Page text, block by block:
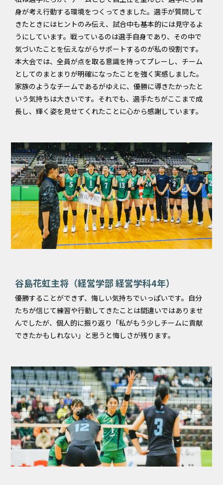
身が考え行動する環境をつくってきました。選手が質問して
きたときにはヒントのみ伝え、試合中も基本的には見守るよ
うにしています。戦っているのは選手自身であり、その中で
気づいたことを伝えながらサポートするのが私の役割です。
本大会では、全員が点を取る意識を持ってプレーし、チーム
としてのまとまりが明確になったことを強く実感しました。
家族のようなチームであるがゆえに、優勝に導きたかったと
いう気持ちは大きいです。それでも、選手たちがここまで成
長し、輝く姿を見せてくれたことに心から感謝しています。
谷島花虹主将（経営学部 経営学科4年）
優勝することができず、悔しい気持ちでいっぱいです。自分
たちが信じて練習や行動してきたことは間違いではありませ
んでしたが、個人的に振り返り「私がもう少しチームに貢献
できたかもしれない」と思うと悔しさが残ります。